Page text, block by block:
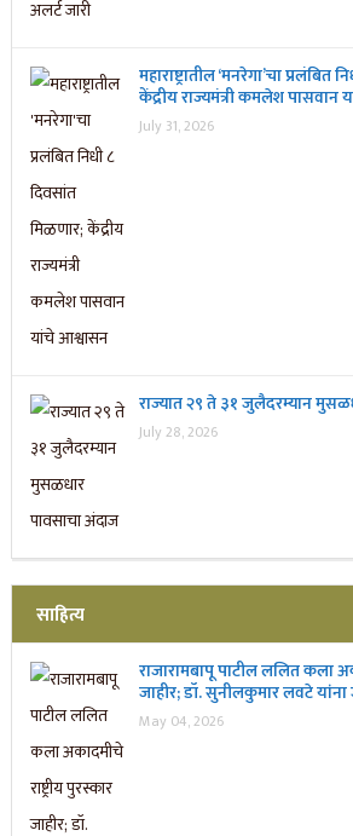
महाराष्ट्रातील ‘मनरेगा’चा
केंद्रीय राज्यमंत्री कमलेश पासवान
July 31, 2026
राज्यात २९ ते ३१ जुलैदरम्यान
July 28, 2026
साहित्य
राजारामबापू पाटील ललित कला
जाहीर; डॉ. सुनीलकुमार लवटे
May 04, 2026